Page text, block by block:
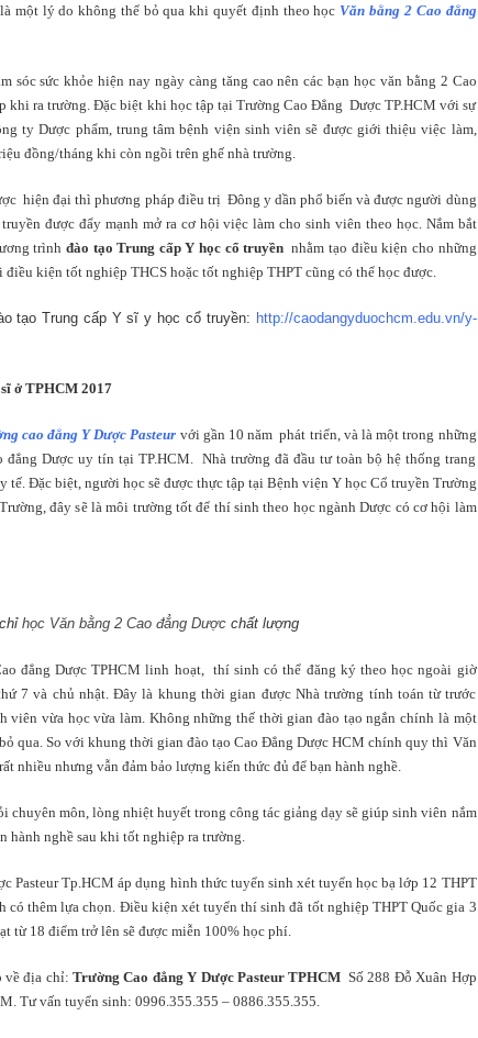
một lý do không thể bỏ qua khi quyết định theo học Văn bằng 2 Cao đẳng
sóc sức khỏe hiện nay ngày càng tăng cao nên các bạn học văn bằng 2 Cao
khi ra trường. Đặc biệt khi học tập tại Trường Cao Đẳng Dược TP.HCM với sự
ty Dược phẩm, trung tâm bệnh viện sinh viên sẽ được giới thiệu việc làm,
đồng/tháng khi còn ngồi trên ghế nhà trường.
hiện đại thì phương pháp điều trị Đông y dần phổ biến và được người dùng
được đẩy mạnh mở ra cơ hội việc làm cho sinh viên theo học. Nắm bắt
trình đào tạo Trung cấp Y học cổ truyền nhằm tạo điều kiện cho những
kiện tốt nghiệp THCS hoặc tốt nghiệp THPT cũng có thể học được.
tạo Trung cấp Y sĩ y học cổ truyền: http://caodangyduochcm.edu.vn/y-
ở TPHCM 2017
cao đẳng Y Dược Pasteur với gần 10 năm phát triển, và là một trong những
đẳng Dược uy tín tại TP.HCM. Nhà trường đã đầu tư toàn bộ hệ thống trang
tế. Đặc biệt, người học sẽ được thực tập tại Bệnh viện Y học Cổ truyền Trường
đây sẽ là môi trường tốt để thí sinh theo học ngành Dược có cơ hội làm
học Văn bằng 2 Cao đẳng Dượcchất lượng
đẳng Dược TPHCM linh hoạt, thí sinh có thể đăng ký theo học ngoài giờ
7 và chủ nhật. Đây là khung thời gian được Nhà trường tính toán từ trước
viên vừa học vừa làm. Không những thế thời gian đào tạo ngắn chính là một
qua. So với khung thời gian đào tạo Cao Đẳng Dược HCM chính quy thì Văn
nhiều nhưng vẫn đảm bảo lượng kiến thức đủ để bạn hành nghề.
chuyên môn, lòng nhiệt huyết trong công tác giảng dạy sẽ giúp sinh viên nắm
hành nghề sau khi tốt nghiệp ra trường.
Pasteur Tp.HCM áp dụng hình thức tuyển sinh xét tuyển học bạ lớp 12 THPT
có thêm lựa chọn. Điều kiện xét tuyển thí sinh đã tốt nghiệp THPT Quốc gia 3
từ 18 điểm trở lên sẽ được miễn 100% học phí.
về địa chỉ: Trường Cao đẳng Y Dược Pasteur TPHCM Số 288 Đỗ Xuân Hợp
Tư vấn tuyển sinh: 0996.355.355 – 0886.355.355.